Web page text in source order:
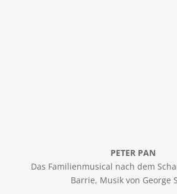
PETER PAN
Das Familienmusical nach dem
Barrie, Musik von George